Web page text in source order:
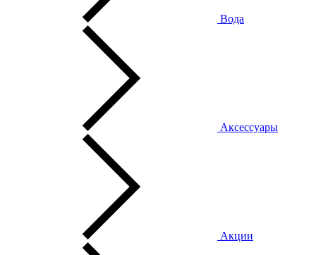
Вода
Аксессуары
Акции